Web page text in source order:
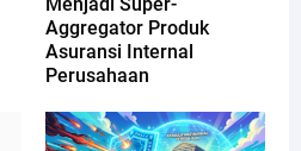
Aggregator Produk
Asuransi Internal
Perusahaan